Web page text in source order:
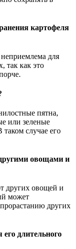
картофеля
для
так как это
пятна,
или зеленые
случае его
овощами и
других овощей и
может
других
длительного